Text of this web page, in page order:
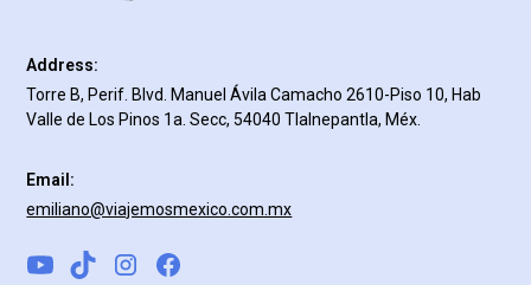
Address:
Torre B, Perif. Blvd. Manuel Ávila Camacho 2610-Piso 10, Hab
Valle de Los Pinos 1a. Secc, 54040 Tlalnepantla, Méx.
Email:
emiliano@viajemosmexico.com.mx